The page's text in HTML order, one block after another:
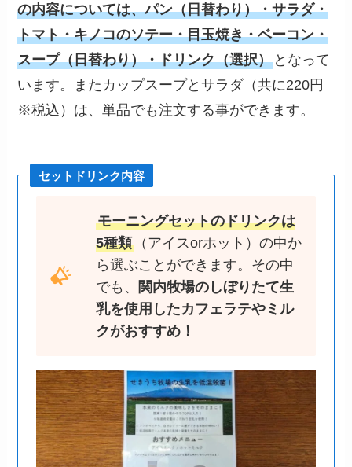
の内容については、パン（日替わり）・サラダ・
トマト・キノコのソテー・目玉焼き・ベーコン・
スープ（日替わり）・ドリンク（選択） となって
います。またカップスープとサラダ（共に220円
※税込）は、単品でも注文する事ができます。
セットドリンク内容
モーニングセットのドリンクは
5種類（アイスorホット）の中か
ら選ぶことができます。その中
でも、
関内牧場のしぼりたて生
乳を使用したカフェラテやミル
クがおすすめ！